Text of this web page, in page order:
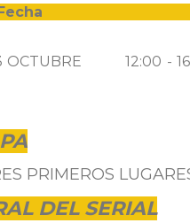
12:00 -
PRIMEROS
DEL SERIAL